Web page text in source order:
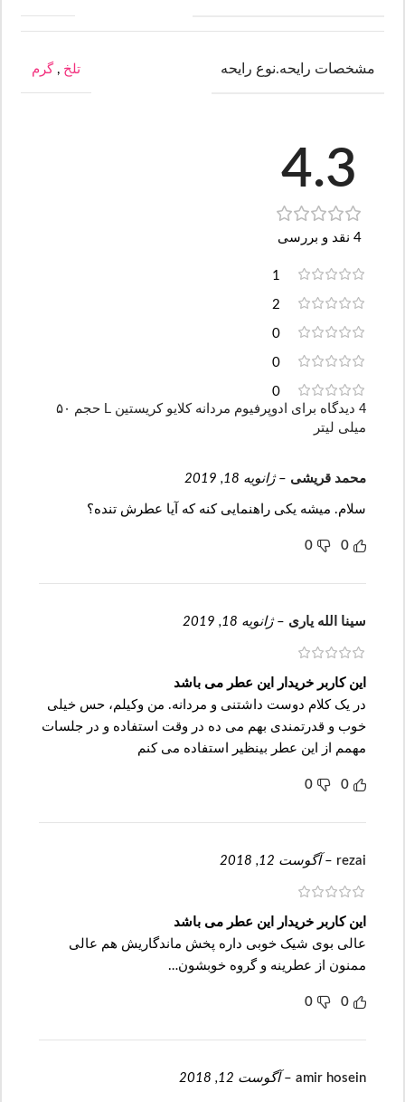
مشخصات رایحه.نوع رایحه تلخ , گرم
4.3
4 نقد و بررسی
1
2
0
0
0
4 دیدگاه برای
ادوپرفیوم مردانه کلایو کریستین L حجم ۵۰
میلی لیتر
محمد قریشی – ژانویه 18, 2019
سلام. میشه یکی راهنمایی کنه که آیا عطرش تنده؟
0
0
سینا الله یاری – ژانویه 18, 2019
این کاربر خریدار این عطر می باشد
در یک کلام دوست داشتنی و مردانه. من وکیلم، حس خیلی
خوب و قدرتمندی بهم می ده در وقت استفاده و در جلسات
مهمم از این عطر بینظیر استفاده می کنم
0
0
rezai
– آگوست 12, 2018
این کاربر خریدار این عطر می باشد
عالی بوی شیک خوبی داره پخش ماندگاریش هم عالی
ممنون از عطرینه و گروه خوبشون…
0
0
amir hosein
– آگوست 12, 2018